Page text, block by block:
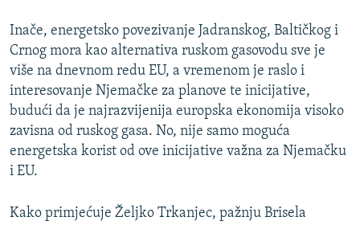
Inače, energetsko povezivanje Jadranskog, Baltičkog i
Crnog mora kao alternativa ruskom gasovodu sve je
više na dnevnom redu EU, a vremenom je raslo i
interesovanje Njemačke za planove te inicijative,
budući da je najrazvijenija europska ekonomija visoko
zavisna od ruskog gasa. No, nije samo moguća
energetska korist od ove inicijative važna za Njemačku
i EU.
Kako primjećuje Željko Trkanjec, pažnju Brisela